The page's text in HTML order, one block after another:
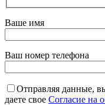
Ваше имя
Ваш номер телефона
Отправляя данные,
даете свое Согласие на